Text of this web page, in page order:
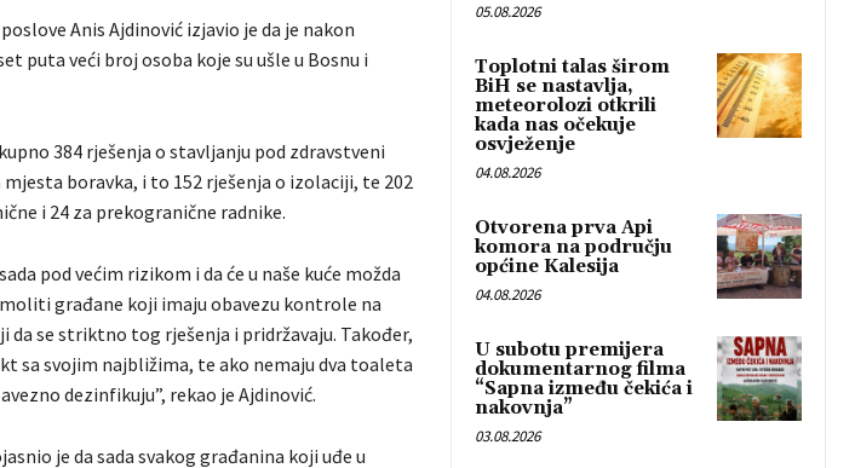
Anis Ajdinović izjavio je da je nakon
puta veći broj osoba koje su ušle u Bosnu i
384 rješenja o stavljanju pod zdravstveni
boravka, i to 152 rješenja o izolaciji, te 202
i 24 za prekogranične radnike.
pod većim rizikom i da će u naše kuće možda
građane koji imaju obavezu kontrole na
se striktno tog rješenja i pridržavaju. Također,
sa svojim najbližima, te ako nemaju dva toaleta
dezinfikuju”, rekao je Ajdinović.
je da sada svakog građanina koji uđe u
05.08.2026
Toplotni talas širom
BiH se nastavlja,
meteorolozi otkrili
kada nas očekuje
osvježenje
04.08.2026
Otvorena prva Api
komora na području
općine Kalesija
04.08.2026
U subotu premijera
dokumentarnog filma
“Sapna između čekića i
nakovnja”
03.08.2026